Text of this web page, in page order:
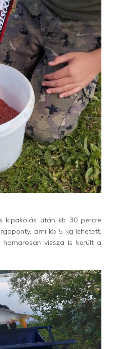
kipakolás után kb 30 percre
ami kb 5 kg lehetett.
vissza is került a